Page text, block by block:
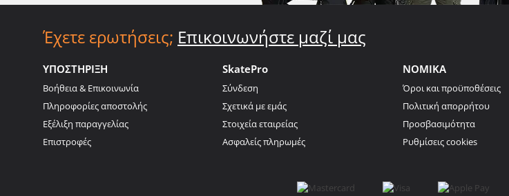
Έχετε ερωτήσεις; Επικοινωνήστε μαζί μας
ΥΠΟΣΤΗΡΙΞΗ
Βοήθεια & Επικοινωνία
Πληροφορίες αποστολής
Εξέλιξη παραγγελίας
Επιστροφές
SkatePro
Σύνδεση
Σχετικά με εμάς
Στοιχεία εταιρείας
Ασφαλείς πληρωμές
ΝΟΜΙΚΑ
Όροι και προϋποθέσεις
Πολιτική απορρήτου
Προσβασιμότητα
Ρυθμίσεις cookies